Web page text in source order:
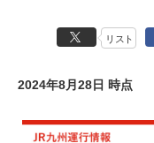
リスト
2024年8月28日 時点